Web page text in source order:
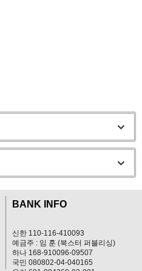
BANK INFO
신한 110-116-410093
예금주 : 임 훈 (북스터 퍼블리싱)
하나 168-910096-09507
국민 080802-04-040165